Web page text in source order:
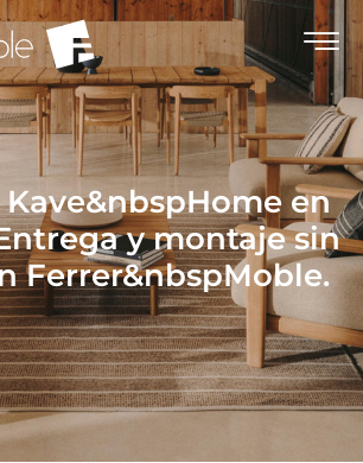
en
y montaje sin
Ferrer&nbspMoble.